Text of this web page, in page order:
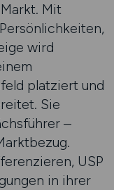
Mit
wird
platziert und
Sie
–
USP
in ihrer